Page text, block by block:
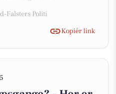
Falsters Politi
Kopiér link